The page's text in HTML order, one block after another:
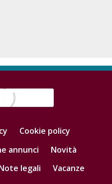
Cookie policy
annunci
Novità
legali
Vacanze